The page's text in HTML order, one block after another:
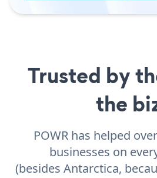
Trusted by
the
POWR has helped
businesses on
(besides Antarctica,